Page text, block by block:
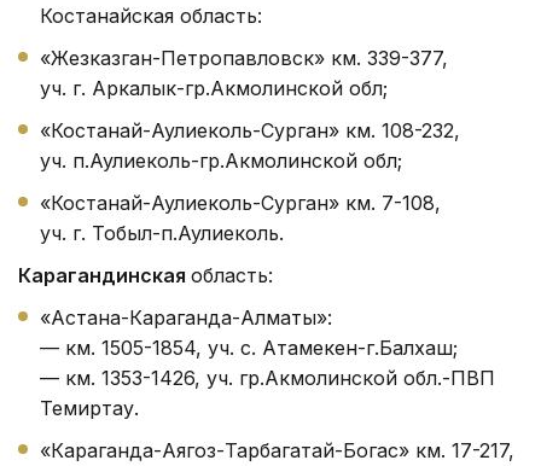
Костанайская область:
«Жезказган-Петропавловск» км. 339-377,
уч. г. Аркалык-гр.Акмолинской обл;
«Костанай-Аулиеколь-Сурган» км. 108-232,
уч. п.Аулиеколь-гр.Акмолинской обл;
«Костанай-Аулиеколь-Сурган» км. 7-108,
уч. г. Тобыл-п.Аулиеколь.
Карагандинская область:
«Астана-Караганда-Алматы»:
— км. 1505-1854, уч. с. Атамекен-г.Балхаш;
— км. 1353-1426, уч. гр.Акмолинской обл.-ПВП
Темиртау.
«Караганда-Аягоз-Тарбагатай-Богас» км. 17-217,